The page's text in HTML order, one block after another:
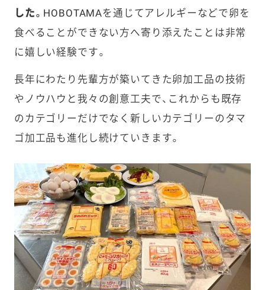
した。 HOBOTAMAを通じてアレルギーなどで卵を
食べることができない方へ寄り添えたことは非常
に嬉しい経験です。
長年にわたり先輩方が築いてきた卵加工品の技術
やノウハウと我々の創意工夫で、これからも既存
のカテゴリーだけでなく新しいカテゴリーのタマ
ゴ加工品も進化し続けていきます。